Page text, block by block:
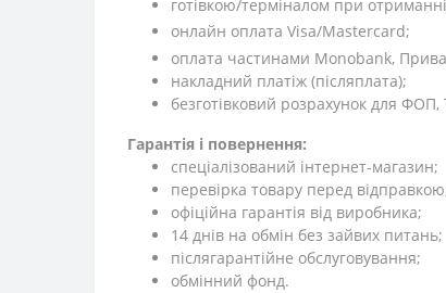
готівкою/терміналом при
онлайн оплата Visa/Mastercard;
оплата частинами Monobank,
накладний платіж (післяплата);
безготівковий розрахунок для ФОП,
Гарантія і повернення:
спеціалізований інтернет-магазин;
перевірка товару перед
офіційна гарантія від виробника;
14 днів на обмін без зайвих питань;
післягарантійне обслуговування;
обмінний фонд.